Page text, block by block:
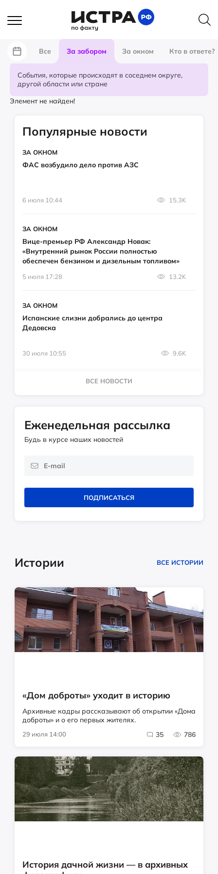
Все За забором За окном Кто в ответе?
События, которые происходят в соседнем округе,
другой области или стране
Элемент не найден!
Популярные новости
ЗА ОКНОМ
ФАС возбудило дело против АЗС
6 июля 10:44 15.3K
ЗА ОКНОМ
Вице-премьер РФ Александр Новак:
«Внутренний рынок России полностью
обеспечен бензином и дизельным топливом»
5 июля 17:28 13.2K
ЗА ОКНОМ
Испанские слизни добрались до центра
Дедовска
30 июля 10:55 9.6K
ВСЕ НОВОСТИ
Еженедельная рассылка
Будь в курсе наших новостей
ПОДПИСАТЬСЯ
Истории ВСЕ ИСТОРИИ
«Дом доброты» уходит в историю
Архивные кадры рассказывают об открытии «Дома
доброты» и о его первых жителях.
29 июля 14:00 35 786
История дачной жизни — в архивных